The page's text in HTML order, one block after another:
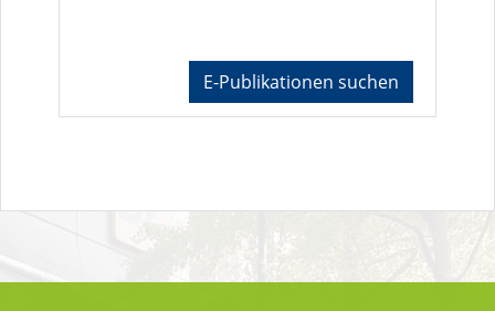
E-Publikationen suchen